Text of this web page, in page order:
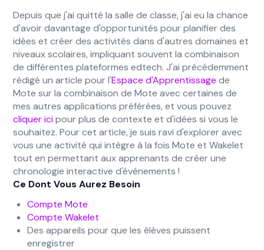
Depuis que j'ai quitté la salle de classe, j'ai eu la chance
d'avoir davantage d'opportunités pour planifier des
idées et créer des activités dans d'autres domaines et
niveaux scolaires, impliquant souvent la combinaison
de différentes plateformes edtech. J'ai précédemment
rédigé un article pour l'Espace d'Apprentissage de
Mote sur la combinaison de Mote avec certaines de
mes autres applications préférées, et vous pouvez
cliquer icipour plus de contexte et d'idées si vous le
souhaitez. Pour cet article, je suis ravi d'explorer avec
vous une activité qui intègre à la fois Mote et Wakelet
tout en permettant aux apprenants de créer une
chronologie interactive d'événements !
Ce Dont Vous Aurez Besoin
Compte Mote
Compte Wakelet
Des appareils pour que les élèves puissent
enregistrer